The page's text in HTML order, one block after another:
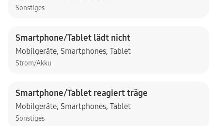
Sonstiges
Smartphone/Tablet lädt nicht
Mobilgeräte, Smartphones, Tablet
Strom/Akku
Smartphone/Tablet reagiert träge
Mobilgeräte, Smartphones, Tablet
Sonstiges